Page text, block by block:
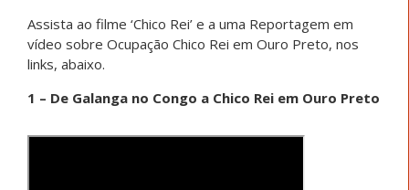
Assista ao filme ‘Chico Rei’ e a uma Reportagem em
vídeo sobre Ocupação Chico Rei em Ouro Preto, nos
links, abaixo.
1 – De Galanga no Congo a Chico Rei em Ouro Preto